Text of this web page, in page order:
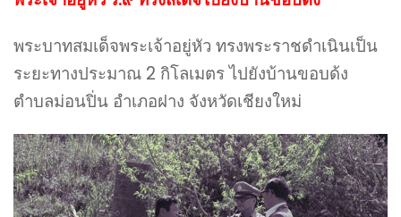
พระบาทสมเด็จพระเจ้าอยู่หัว ทรงพระราชดำเนินเป็น
ระยะทางประมาณ 2 กิโลเมตร ไปยังบ้านขอบด้ง
ตำบลม่อนปิ่น อำเภอฝาง จังหวัดเชียงใหม่